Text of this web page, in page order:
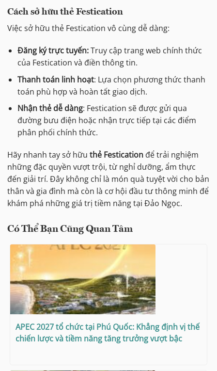
Cách sở hữu thẻ Festication
Việc sở hữu thẻ Festication vô cùng dễ dàng:
Đăng ký trực tuyến:Truy cập trang web chính thức
của Festication và điền thông tin.
Thanh toán linh hoạt: Lựa chọn phương thức thanh
toán phù hợp và hoàn tất giao dịch.
Nhận thẻ dễ dàng: Festication sẽ được gửi qua
đường bưu điện hoặc nhận trực tiếp tại các điểm
phân phối chính thức.
Hãy nhanh tay sở hữu thẻ Festication để trải nghiệm
những đặc quyền vượt trội, từ nghỉ dưỡng, ẩm thực
đến giải trí. Đây không chỉ là món quà tuyệt vời cho bản
thân và gia đình mà còn là cơ hội đầu tư thông minh để
khám phá những giá trị tiềm năng tại Đảo Ngọc.
Có Thể Bạn Cũng Quan Tâm
APEC 2027 tổ chức tại Phú Quốc: Khẳng định vị thế
chiến lược và tiềm năng tăng trưởng vượt bậc